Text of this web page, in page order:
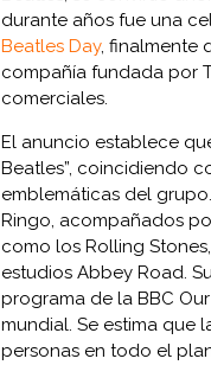
durante años fue una
Beatles Day, finalmente
compañía fundada por
comerciales.
El anuncio establece
Beatles”, coincidiendo
emblemáticas del
Ringo, acompañados
como los Rolling
estudios Abbey Road.
programa de la BBC
mundial. Se estima que
personas en todo el